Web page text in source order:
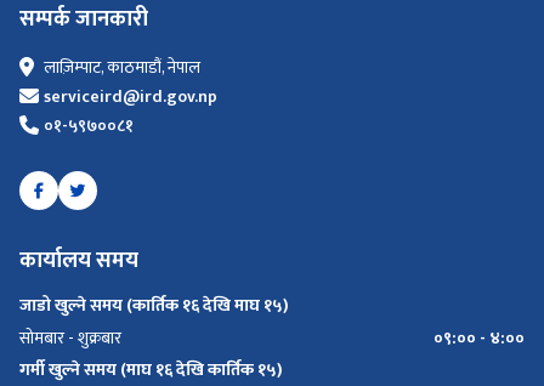
सम्पर्क जानकारी
लाज़िम्पाट, काठमाडौं, नेपाल
serviceird@ird.gov.np
०१-५९७००८१
कार्यालय समय
जाडो खुल्ने समय (कार्तिक १६ देखि माघ १५)
सोमबार - शुक्रबार
०९:०० - ४:००
गर्मी खुल्ने समय (माघ १६ देखि कार्तिक १५)